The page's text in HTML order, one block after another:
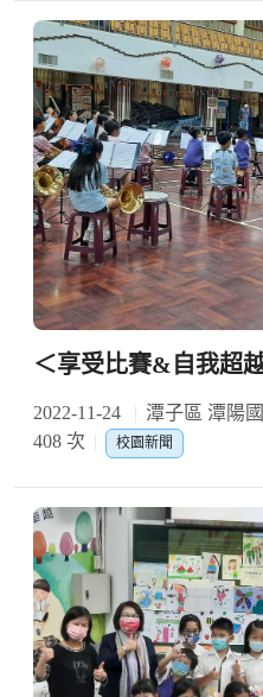
＜享受比賽&自我超
2022-11-24 潭子區 潭陽
408 次
校園新聞